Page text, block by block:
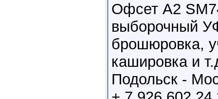
Офсет А2
выборочный
брошюровка,
кашировка и
Подольск -